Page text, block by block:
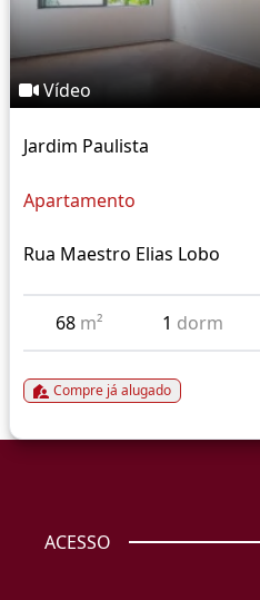
Vídeo
Jardim Paulista
Apartamento
Rua Maestro Elias Lobo
68 m² 1 dorm
Compre já alugado
ACESSO